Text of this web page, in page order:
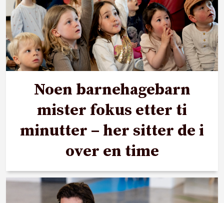
Noen barnehagebarn
mister fokus etter ti
minutter – her sitter de i
over en time